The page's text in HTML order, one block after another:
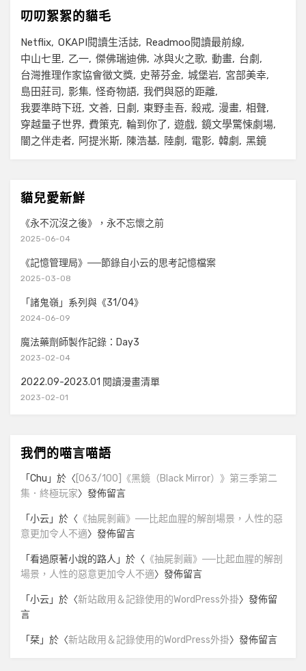
叨叨絮絮的貓毛
Netflix OKAPI閱讀生活誌
Readmoo閱讀最前線
中山七里
乙一 傑佛瑞迪佛 冰與火之歌 動畫
台劇
台灣推理作家協會徵文獎
史蒂芬金 城堡岩
宮部美幸
島田莊司
影集 怪奇物語 我們與惡的距離
我要準時下班
文善 日劇 東野圭吾 殺戒 漫畫 相聲
穿越量子世界
費策克 輪到你了 遊戲 鏡文學驚悚劇場
闇之伴走者
阿提米斯 陳浩基 陸劇 電影 韓劇 黑鏡
貓兒愛新鮮
《永不沉沒之後》，永不忘懷之前
2025-06-04
《記憶管理局》──節錄自小云的思考記憶檔案
2025-03-08
「諸鬼嶺」系列與《31/04》
2024-06-09
魔法藥劑師製作記錄：Day3
2023-02-04
2022.09-2023.01 閱讀漫畫清單
2023-02-01
我們的喵言喵語
「Chu 」於〈 [063/100]《黑鏡（Black Mirror）》第三季第二
集．終極玩家〉發佈留言
「小云」於〈 《抽屍剝繭》──比起血腥的解剖場景，人性的惡
意更加令人不適〉發佈留言
「看過原著小說的路人 」於〈 《抽屍剝繭》──比起血腥的解剖
場景，人性的惡意更加令人不適〉發佈留言
「小云」於〈新站啟用＆記錄使用的WordPress外掛〉發佈留
言
「栞」於〈新站啟用＆記錄使用的WordPress外掛〉發佈留言